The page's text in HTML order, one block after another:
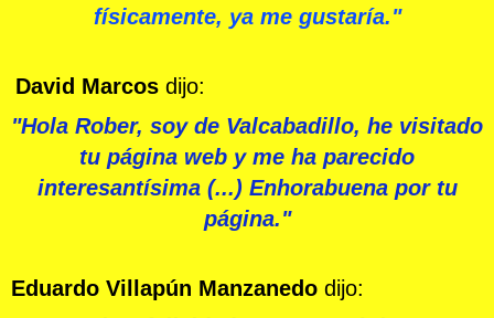
físicamente, ya me gustaría."
David Marcos dijo:
"Hola Rober, soy de Valcabadillo, he visitado
tu página web y me ha parecido
interesantísima (...) Enhorabuena por tu
página."
Eduardo Villapún Manzanedo dijo: